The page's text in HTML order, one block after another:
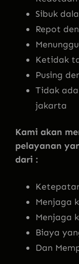
Sibuk
Repot
Ketidak
Pusing
Tidak
jakarta
Kami akan
pelayanan
dari :
Menjaga
Menjaga
Biaya
Dan